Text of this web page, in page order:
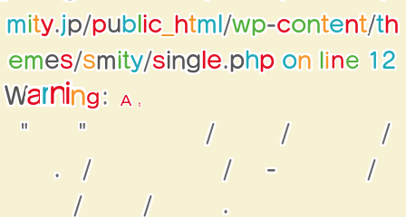
mity.jp/pu bl ic_ html /wp-content/th
emes/smity/sing e.p hp on ine 12
Wa r n ng: A
" " / /
/
.
/ / -
/
/
/ .